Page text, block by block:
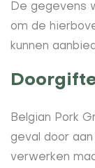
De gegevens
om de
kunnen
Belgian Pork
geval door
verwerken